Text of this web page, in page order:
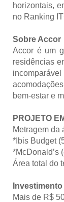
horizontais,
no Ranking
Sobre Accor
Accor é um
residências
bem-estar e
PROJETO
Metragem da
*Ibis Budget
*McDonald’s
Área total do
Mais de R$